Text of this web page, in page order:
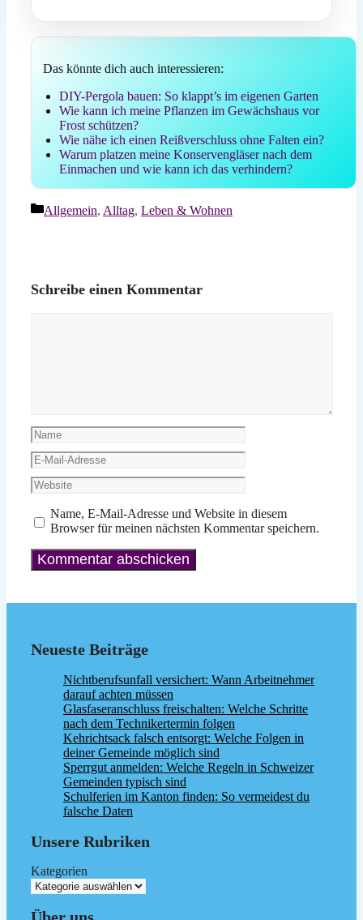
Das könnte dich auch interessieren:
DIY-Pergola bauen: So klappt’s im eigenen Garten
Wie kann ich meine Pflanzen im Gewächshaus vor
Frost schützen?
Wie nähe ich einen Reißverschluss ohne Falten ein?
Warum platzen meine Konservengläser nach dem
Einmachen und wie kann ich das verhindern?
Kategorien
Allgemein, Alltag, Leben & Wohnen
Schreibe einen Kommentar
Name
E-
Mail-
Adresse
Website
Name, E-Mail-Adresse und Website in diesem
Browser für meinen nächsten Kommentar speichern.
Neueste Beiträge
Nichtberufsunfall versichert: Wann Arbeitnehmer
darauf achten müssen
Glasfaseranschluss freischalten: Welche Schritte
nach dem Technikertermin folgen
Kehrichtsack falsch entsorgt: Welche Folgen in
deiner Gemeinde möglich sind
Sperrgut anmelden: Welche Regeln in Schweizer
Gemeinden typisch sind
Schulferien im Kanton finden: So vermeidest du
falsche Daten
Unsere Rubriken
Kategorien